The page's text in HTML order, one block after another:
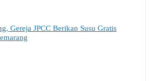
Gereja JPCC Berikan Susu Gratis